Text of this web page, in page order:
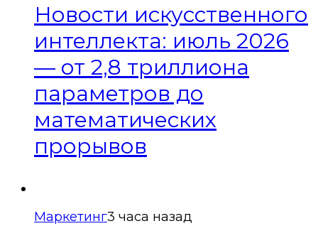
Новости искусственного
интеллекта: июль 2026
— от 2,8 триллиона
параметров до
математических
прорывов
Маркетинг3 часа назад